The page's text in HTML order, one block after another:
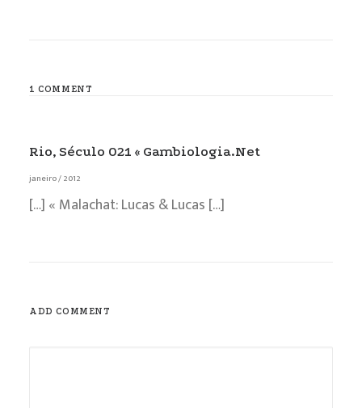
1 COMMENT
Rio, Século 021 « Gambiologia.net
janeiro / 2012
[…] « Malachat: Lucas & Lucas […]
ADD COMMENT